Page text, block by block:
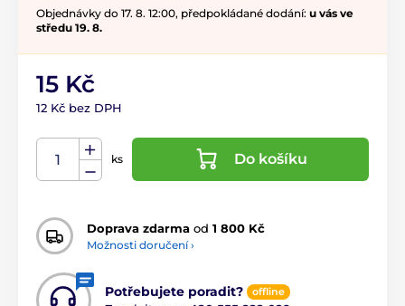
Objednávky do 17. 8. 12:00, předpokládané dodání: u vás ve
středu 19. 8.
15 Kč
12 Kč bez DPH
ks Do košíku
Doprava zdarma od 1 800 Kč
Možnosti doručení ›
Potřebujete poradit? offline